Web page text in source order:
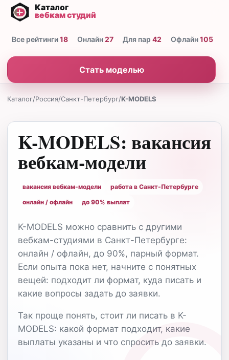
Все рейтинги18 Онлайн27 Для пар 42 Офлайн105
Стать моделью
Каталог/Россия/Санкт-Петербург/K-MODELS
K-MODELS: вакансия
вебкам-модели
вакансия вебкам-модели
работа в Санкт-Петербурге
онлайн / офлайн
до 90% выплат
K-MODELS можно сравнить с другими
вебкам-студиями в Санкт-Петербурге:
онлайн / офлайн, до 90%, парный формат.
Если опыта пока нет, начните с понятных
вещей: подходит ли формат, куда писать и
какие вопросы задать до заявки.
Так проще понять, стоит ли писать в K-
MODELS: какой формат подходит, какие
выплаты указаны и что спросить до заявки.